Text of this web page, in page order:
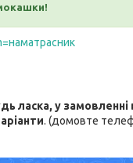
ласка, у замовленні
. (домовте